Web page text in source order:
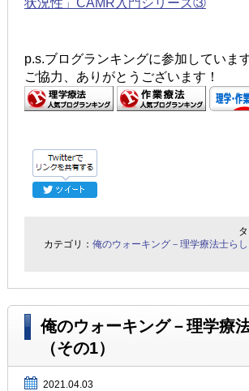
状況性」CAMR入門シリーズ③
p.s.ブログランキングに参加していま
ご協力、ありがとうございます！
カテゴリ：俺のウォーキング－理学療法士らし
俺のウォーキング－理学療
（その1）
2021.04.03